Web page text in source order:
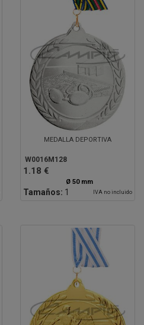
MEDALLA DEPORTIVA
W0016M128
1.18 €
Ø 50 mm
Tamaños: 1 IVA no incluido